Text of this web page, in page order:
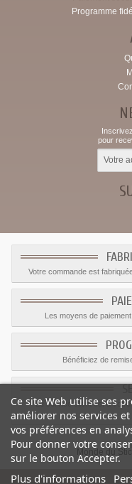
Programme
pour
Votre commande est
Les moyens de
Bénéficiez de
Le service client est a
Monde du
Ce site Web utilise ses
améliorer nos services
vos préférences en
Pour donner votre
sur le bouton Accepter.
Plus d'informations